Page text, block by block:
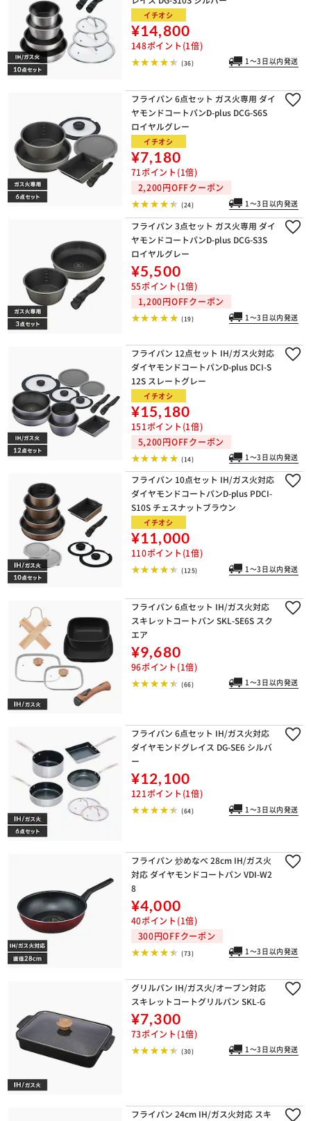
イチオシ
¥14,800
148ポイント(1倍)
(36) 1～3日以内発送
フライパン 6点セット ガス火専用 ダイ
ヤモンドコートパンD-plus DCG-S6S
ロイヤルグレー
イチオシ
¥7,180
71ポイント(1倍)
2,200円OFFクーポン
(24) 1～3日以内発送
フライパン 3点セット ガス火専用 ダイ
ヤモンドコートパンD-plus DCG-S3S
ロイヤルグレー
¥5,500
55ポイント(1倍)
1,200円OFFクーポン
(19) 1～3日以内発送
フライパン 12点セット IH/ガス火対応
ダイヤモンドコートパンD-plus DCI-S
12S スレートグレー
イチオシ
¥15,180
151ポイント(1倍)
5,200円OFFクーポン
(14) 1～3日以内発送
フライパン 10点セット IH/ガス火対応
ダイヤモンドコートパンD-plus PDCI-
S10S チェスナットブラウン
イチオシ
¥11,000
110ポイント(1倍)
(125) 1～3日以内発送
フライパン 6点セット IH/ガス火対応
スキレットコートパン SKL-SE6S スク
エア
¥9,680
96ポイント(1倍)
(66) 1～3日以内発送
フライパン 6点セット IH/ガス火対応
ダイヤモンドグレイス DG-SE6 シルバ
ー
¥12,100
121ポイント(1倍)
(64) 1～3日以内発送
フライパン 炒めなべ 28cm IH/ガス火
対応 ダイヤモンドコートパン VDI-W2
8
¥4,000
40ポイント(1倍)
300円OFFクーポン
(73) 1～3日以内発送
グリルパン IH/ガス火/オーブン対応
スキレットコートグリルパン SKL-G
¥7,300
73ポイント(1倍)
(30) 1～3日以内発送
フライパン 24cm IH/ガス火対応 スキ